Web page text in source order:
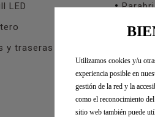
LED
y traseras
Pack
Utilizamos cookies y/u
experiencia posible en
gestión de la red y la
como el reconocimiento
sitio web también puede